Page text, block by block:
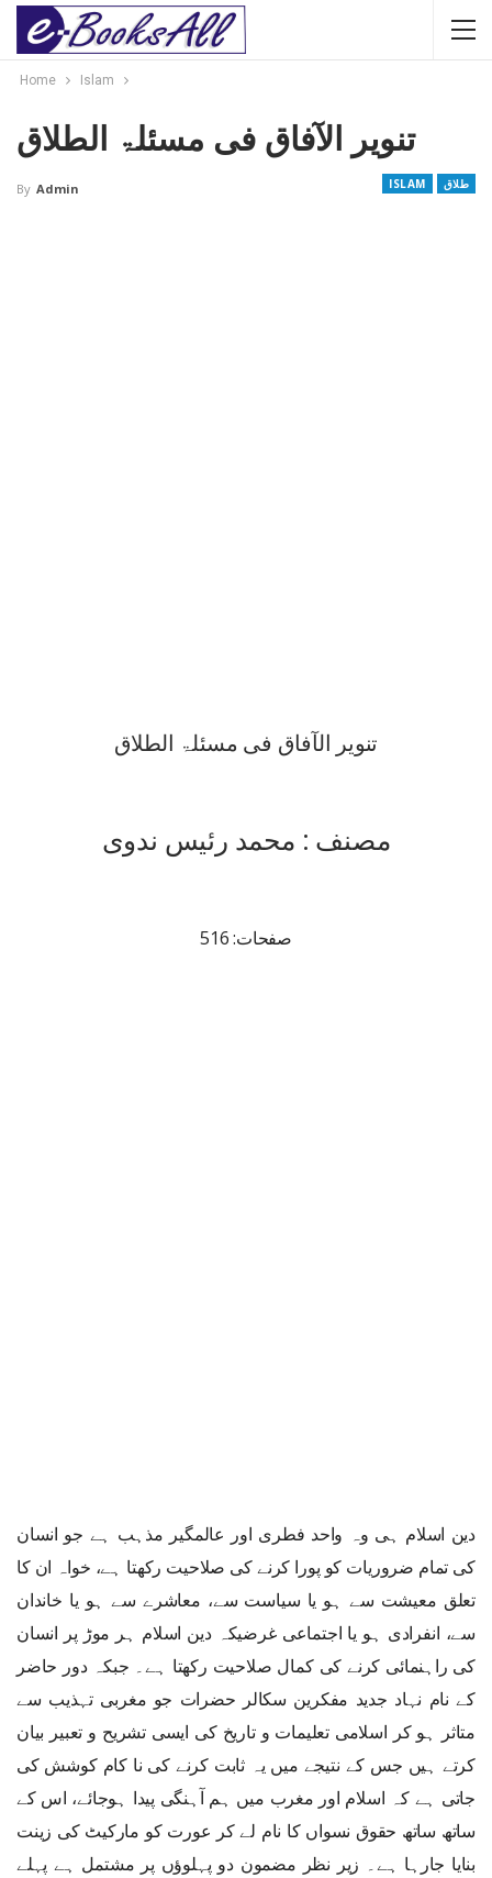
Home Islam
تنویر الآفاق فی مسئلۃ الطلاق
ISLAM طلاق By Admin
تنویر الآفاق فی مسئلۃ الطلاق
مصنف : محمد رئیس ندوی
صفحات: 516
دین اسلام ہی وہ واحد فطری اور عالمگیر مذہب ہے جو انسان
کی تمام ضروریات کو پورا کرنے کی صلاحیت رکھتا ہے، خواہ ان کا
تعلق معیشت سے ہو یا سیاست سے، معاشرے سے ہو یا خاندان
سے، انفرادی ہو یا اجتماعی غرضیکہ دین اسلام ہر موڑ پر انسان
کی راہنمائی کرنے کی کمال صلاحیت رکھتا ہے۔ جبکہ دور حاضر
کے نام نہاد جدید مفکرین سکالر حضرات جو مغربی تہذیب سے
متاثر ہو کر اسلامی تعلیمات و تاریخ کی ایسی تشریح و تعبیر بیان
کرتے ہیں جس کے نتیجے میں یہ ثابت کرنے کی نا کام کوشش کی
جاتی ہے کہ اسلام اور مغرب میں ہم آہنگی پیدا ہوجائے، اس کے
ساتھ ساتھ حقوق نسواں کا نام لے کر عورت کو مارکیٹ کی زینت
بنایا جارہا ہے۔ زیر نظر مضمون دو پہلوؤں پر مشتمل ہے پہلے